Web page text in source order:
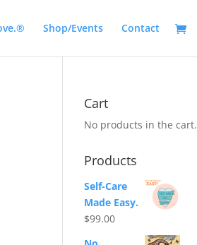
Shop/Events Contact
Cart
No products in the cart.
Products
Self-Care
Made Easy.
$99.00